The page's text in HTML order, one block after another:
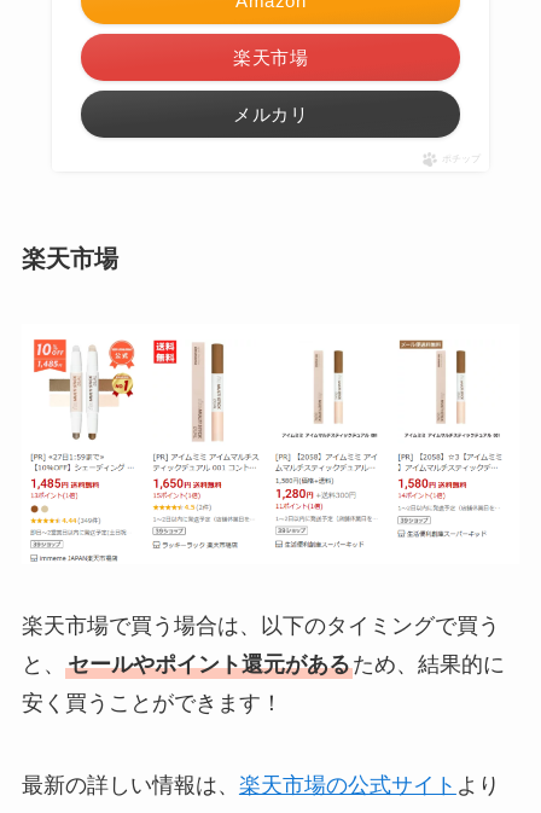
楽天市場
メルカリ
ポチップ
楽天市場
楽天市場で買う場合は、以下のタイミングで買う
と、 セールやポイント還元があるため、結果的に
安く買うことができます！
最新の詳しい情報は、 楽天市場の公式サイト より